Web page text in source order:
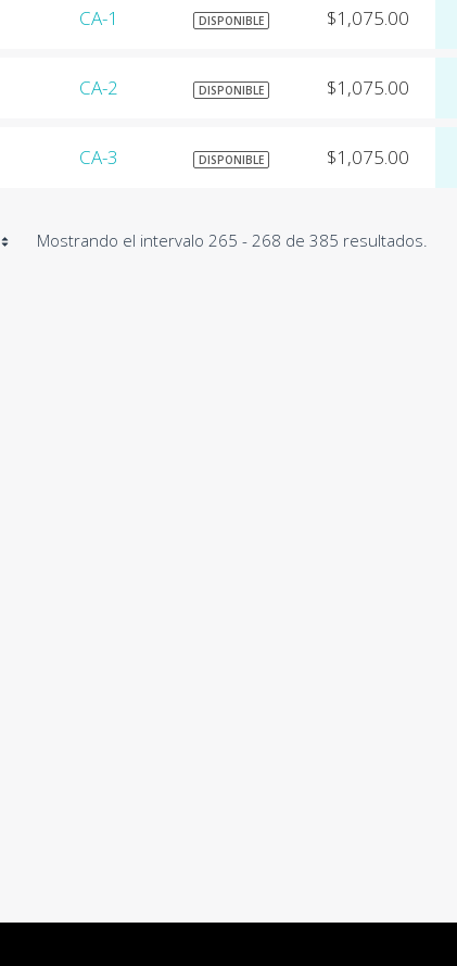
CA-1 DISPONIBLE $1,075.00
CA-2 DISPONIBLE $1,075.00
CA-3 DISPONIBLE $1,075.00
Mostrando el intervalo 265 - 268 de 385 resultados.